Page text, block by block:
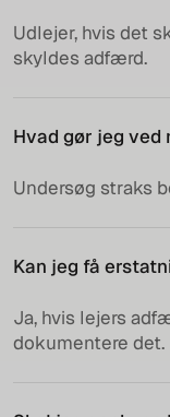
Udlejer, hvis det
skyldes adfærd.
Hvad gør jeg ved
Undersøg straks
Kan jeg få
Ja, hvis lejers
dokumentere det.